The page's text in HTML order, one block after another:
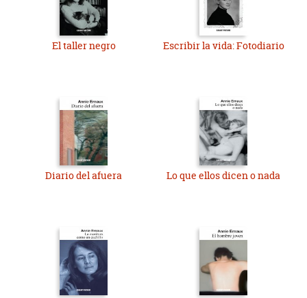
El taller negro Escribir la vida: Fotodiario
Diario del afuera Lo que ellos dicen o nada